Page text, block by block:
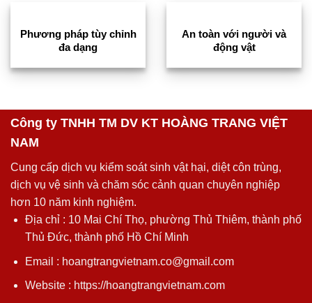
Phương pháp tùy chỉnh
đa dạng
An toàn với người và
động vật
Công ty TNHH TM DV KT HOÀNG TRANG VIỆT
NAM
Cung cấp dịch vụ kiểm soát sinh vật hại, diệt côn trùng,
dịch vụ vệ sinh và chăm sóc cảnh quan chuyên nghiệp
hơn 10 năm kinh nghiệm.
Địa chỉ : 10 Mai Chí Thọ, phường Thủ Thiêm, thành phố
Thủ Đức, thành phố Hồ Chí Minh
Email : hoangtrangvietnam.co@gmail.com
Website : https://hoangtrangvietnam.com